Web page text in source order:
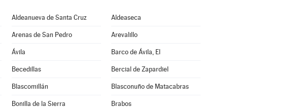
Aldeanueva de Santa Cruz Aldeaseca
Arenas de San Pedro Arevalillo
Ávila Barco de Ávila, El
Becedillas Bercial de Zapardiel
Blascomillán Blasconuño de Matacabras
Bonilla de la Sierra Brabos